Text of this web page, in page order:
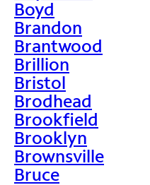
Boyd
Brandon
Brantwood
Brillion
Bristol
Brodhead
Brookfield
Brooklyn
Brownsville
Bruce